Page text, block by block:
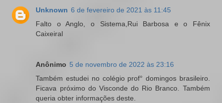
Unknown 6 de fevereiro de 2021 às 11:45
Falto o Anglo, o Sistema,Rui Barbosa e o Fênix
Caixeiral
Anônimo 5 de novembro de 2022 às 23:16
Também estudei no colégio prof° domingos brasileiro.
Ficava próximo do Visconde do Rio Branco. Também
queria obter informações deste.